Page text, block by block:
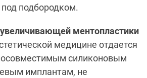
подбородком.
увеличивающей ментопластики
медицине отдается
силиконовым
имплантам, не